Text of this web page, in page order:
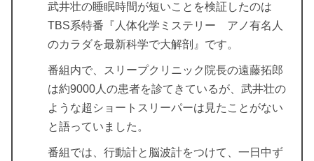
武井壮の睡眠時間が短いことを検証したのは
TBS系特番『人体化学ミステリー アノ有名人
のカラダを最新科学で大解剖』です。
番組内で、スリープクリニック院長の遠藤拓郎
は約9000人の患者を診てきているが、武井壮の
ような超ショートスリーパーは見たことがない
と語っていました。
番組では、行動計と脳波計をつけて、一日中ず